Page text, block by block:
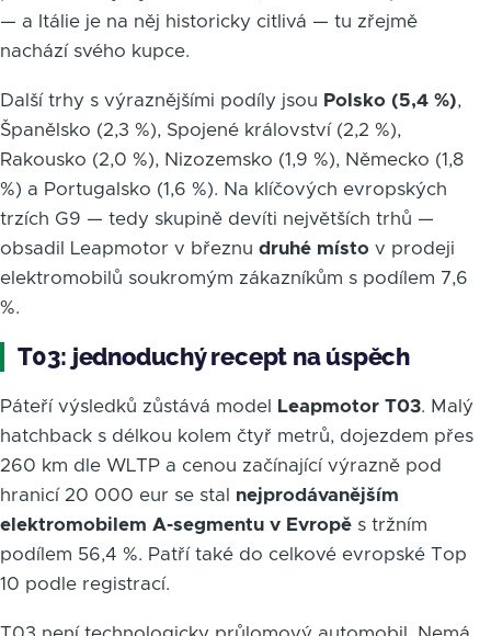
— a Itálie je na něj historicky citlivá — tu zřejmě
nachází svého kupce.
Další trhy s výraznějšími podíly jsou Polsko (5,4 %),
Španělsko (2,3 %), Spojené království (2,2 %),
Rakousko (2,0 %), Nizozemsko (1,9 %), Německo (1,8
%) a Portugalsko (1,6 %). Na klíčových evropských
trzích G9 — tedy skupině devíti největších trhů —
obsadil Leapmotor v březnu druhé místo v prodeji
elektromobilů soukromým zákazníkům s podílem 7,6
%.
T03: jednoduchý recept na úspěch
Páteří výsledků zůstává model Leapmotor T03. Malý
hatchback s délkou kolem čtyř metrů, dojezdem přes
260 km dle WLTP a cenou začínající výrazně pod
hranicí 20 000 eur se stal nejprodávanějším
elektromobilem A-segmentu v Evropě s tržním
podílem 56,4 %. Patří také do celkové evropské Top
10 podle registrací.